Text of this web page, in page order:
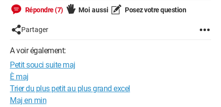
Ce que je pensais faire réinstaller par dessus l'ancienne
Heureusement que j'ai Opera et IE qui fonctionne
Merci
Répondre (7) Moi aussi Posez votre question
Partager
A voir également:
Petit souci suite maj
È maj
Trier du plus petit au plus grand excel
Maj en min